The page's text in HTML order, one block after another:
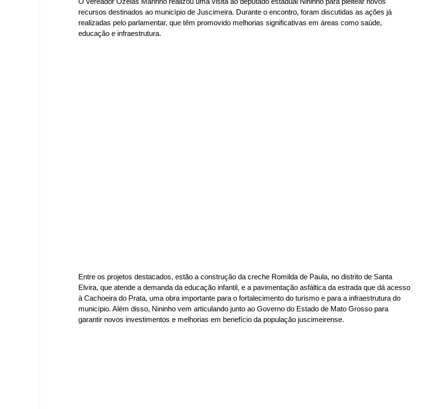
recursos destinados ao município de Juscimeira. Durante o encontro, foram discutidas as ações já
realizadas pelo parlamentar, que têm promovido melhorias significativas em áreas como saúde,
educação e infraestrutura.
Entre os projetos destacados, estão a construção da creche Romilda de Paula, no distrito de Santa
Elvira, que atende a demanda da educação infantil, e a pavimentação asfáltica da estrada que dá acesso
à Cachoeira do Prata, uma obra importante para o fortalecimento do turismo e para a infraestrutura do
município. Além disso, Nininho vem articulando junto ao Governo do Estado de Mato Grosso para
garantir novos investimentos e melhorias em benefício da população juscimeirense.